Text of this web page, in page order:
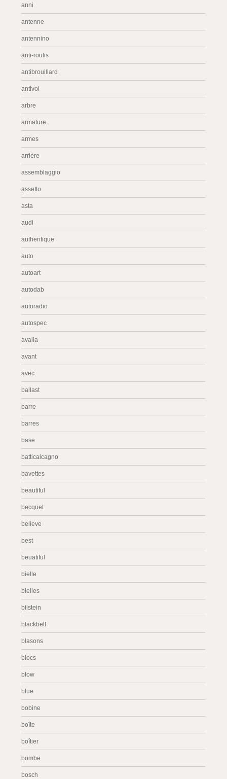
anni
antenne
antennino
anti-roulis
antibrouillard
antivol
arbre
armature
armes
arrière
assemblaggio
assetto
asta
audi
authentique
auto
autoart
autodab
autoradio
autospec
avalia
avant
avec
ballast
barre
barres
base
batticalcagno
bavettes
beautiful
becquet
believe
best
beuatiful
bielle
bielles
bilstein
blackbelt
blasons
blocs
blow
blue
bobine
boîte
boîtier
bombe
bosch